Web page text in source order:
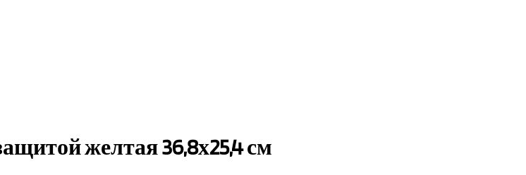
желтая 36,8х25,4 см